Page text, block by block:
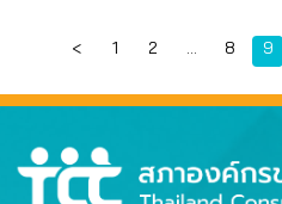
< Page
1 Page
2 … Page
8 9